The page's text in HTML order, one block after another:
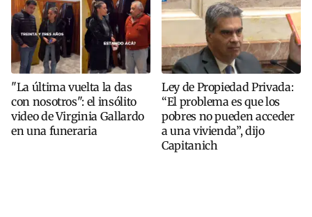
"La última vuelta la das
con nosotros": el insólito
video de Virginia Gallardo
en una funeraria
Ley de Propiedad Privada:
“El problema es que los
pobres no pueden acceder
a una vivienda”, dijo
Capitanich